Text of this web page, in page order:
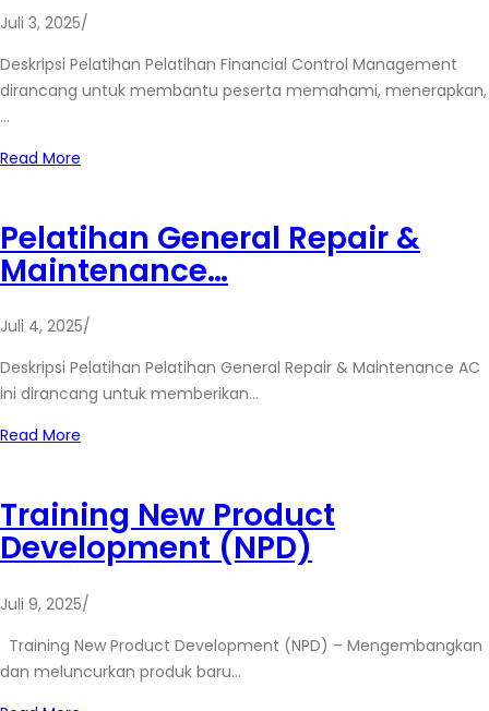
Juli 3, 2025/
Deskripsi Pelatihan Pelatihan Financial Control Management
dirancang untuk membantu peserta memahami, menerapkan,
…
Read More
Pelatihan General Repair &
Maintenance…
Juli 4, 2025/
Deskripsi Pelatihan Pelatihan General Repair & Maintenance AC
ini dirancang untuk memberikan…
Read More
Training New Product
Development (NPD)
Juli 9, 2025/
Training New Product Development (NPD) – Mengembangkan
dan meluncurkan produk baru…